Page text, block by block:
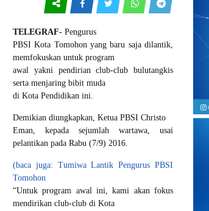
TELEGRAF- Pengurus
PBSI Kota Tomohon yang baru saja dilantik,
memfokuskan untuk program
awal yakni pendirian club-club bulutangkis
serta menjaring bibit muda
di Kota Pendidikan ini.
Demikian diungkapkan, Ketua PBSI Christo
Eman, kepada sejumlah wartawa, usai
pelantikan pada Rabu (7/9) 2016.
(baca juga: Tumiwa Lantik Pengurus PBSI
Tomohon
“Untuk program awal ini, kami akan fokus
mendirikan club-club di Kota